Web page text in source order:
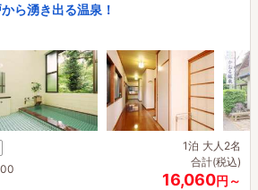
ら湧き出る温泉！
1泊 大人2名
合計(税込)
16,060円～